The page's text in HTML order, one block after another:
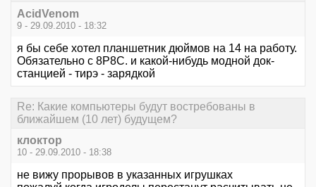
AcidVenom
9 - 29.09.2010 - 18:32
я бы себе хотел планшетник дюймов на 14 на работу.
Обязательно с 8P8C. и какой-нибудь модной док-
станцией - тирэ - зарядкой
Re: Какие компьютеры будут востребованы в
ближайшем (10 лет) будущем?
клоктор
10 - 29.09.2010 - 18:38
не вижу прорывов в указанных игрушках